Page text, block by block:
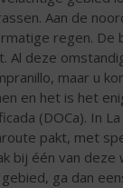
Aan de
regen. De
Al deze
maar u
en het is het
(DOCa). In
pakt, met
bij één van
ga dan